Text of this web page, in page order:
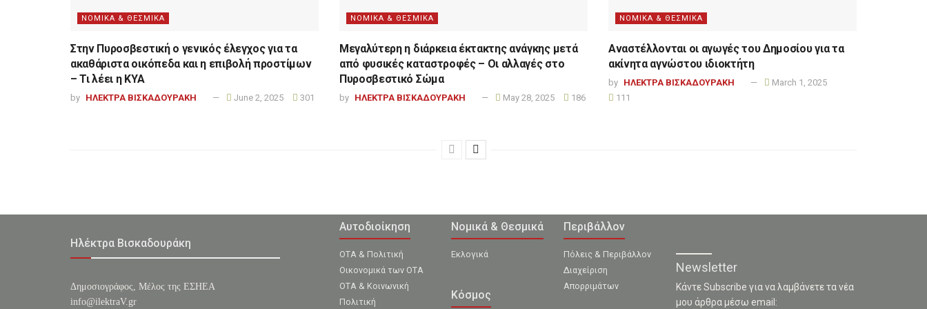
ΝΟΜΙΚΑ & ΘΕΣΜΙΚΑ
Στην Πυροσβεστική ο γενικός έλεγχος για τα
ακαθάριστα οικόπεδα και η επιβολή προστίμων
– Τι λέει η ΚΥΑ
by ΗΛΕΚΤΡΑ ΒΙΣΚΑΔΟΥΡΑΚΗ June 2, 2025 301
ΝΟΜΙΚΑ & ΘΕΣΜΙΚΑ
Μεγαλύτερη η διάρκεια έκτακτης ανάγκης μετά
από φυσικές καταστροφές – Οι αλλαγές στο
Πυροσβεστικό Σώμα
by ΗΛΕΚΤΡΑ ΒΙΣΚΑΔΟΥΡΑΚΗ May 28, 2025 186
ΝΟΜΙΚΑ & ΘΕΣΜΙΚΑ
Αναστέλλονται οι αγωγές του Δημοσίου για τα
ακίνητα αγνώστου ιδιοκτήτη
by ΗΛΕΚΤΡΑ ΒΙΣΚΑΔΟΥΡΑΚΗ
March 1, 2025
111
Ηλέκτρα Βισκαδουράκη
Δημοσιογράφος, Μέλος της ΕΣHΕΑ
info@ilektraV.gr
Αυτοδιοίκηση
ΟΤΑ & Πολιτική
Οικονομικά των ΟΤΑ
ΟΤΑ & Κοινωνική
Πολιτική
Νομικά & Θεσμικά
Εκλογικά
Κόσμος
Περιβάλλον
Πόλεις & Περιβάλλον
Διαχείριση
Απορριμάτων
Newsletter
Κάντε Subscribe για να λαμβάνετε τα νέα
μου άρθρα μέσω email: